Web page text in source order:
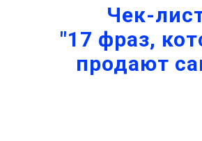
Чек-
"17 фраз,
продают